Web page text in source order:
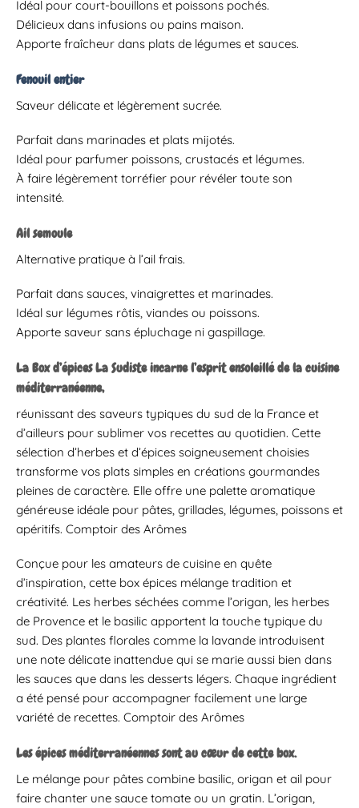
Idéal pour court-bouillons et poissons pochés.
Délicieux dans infusions ou pains maison.
Apporte fraîcheur dans plats de légumes et sauces.
Fenouil entier
Saveur délicate et légèrement sucrée.
Parfait dans marinades et plats mijotés.
Idéal pour parfumer poissons, crustacés et légumes.
À faire légèrement torréfier pour révéler toute son
intensité.
Ail semoule
Alternative pratique à l’ail frais.
Parfait dans sauces, vinaigrettes et marinades.
Idéal sur légumes rôtis, viandes ou poissons.
Apporte saveur sans épluchage ni gaspillage.
La Box d’épices La Sudiste incarne l’esprit ensoleillé de la cuisine
méditerranéenne,
réunissant des saveurs typiques du sud de la France et
d’ailleurs pour sublimer vos recettes au quotidien. Cette
sélection d’herbes et d’épices soigneusement choisies
transforme vos plats simples en créations gourmandes
pleines de caractère. Elle offre une palette aromatique
généreuse idéale pour pâtes, grillades, légumes, poissons et
apéritifs. Comptoir des Arômes
Conçue pour les amateurs de cuisine en quête
d’inspiration, cette box épices mélange tradition et
créativité. Les herbes séchées comme l’origan, les herbes
de Provence et le basilic apportent la touche typique du
sud. Des plantes florales comme la lavande introduisent
une note délicate inattendue qui se marie aussi bien dans
les sauces que dans les desserts légers. Chaque ingrédient
a été pensé pour accompagner facilement une large
variété de recettes. Comptoir des Arômes
Les épices méditerranéennes sont au cœur de cette box.
Le mélange pour pâtes combine basilic, origan et ail pour
faire chanter une sauce tomate ou un gratin. L’origan,